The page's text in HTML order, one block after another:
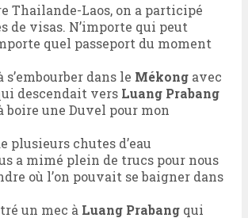
Thailande-Laos, on a participé
de visas. N’importe qui peut
quel passeport du moment
s’embourber dans le Mékong avec
descendait vers Luang Prabang
boire une Duvel pour mon
plusieurs chutes d’eau
a mimé plein de trucs pour nous
où l’on pouvait se baigner dans
un mec à Luang Prabang qui